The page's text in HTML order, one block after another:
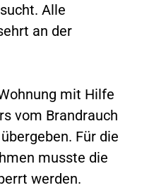
Alle
an der
mit Hilfe
vom Brandrauch
Für die
musste die
werden.